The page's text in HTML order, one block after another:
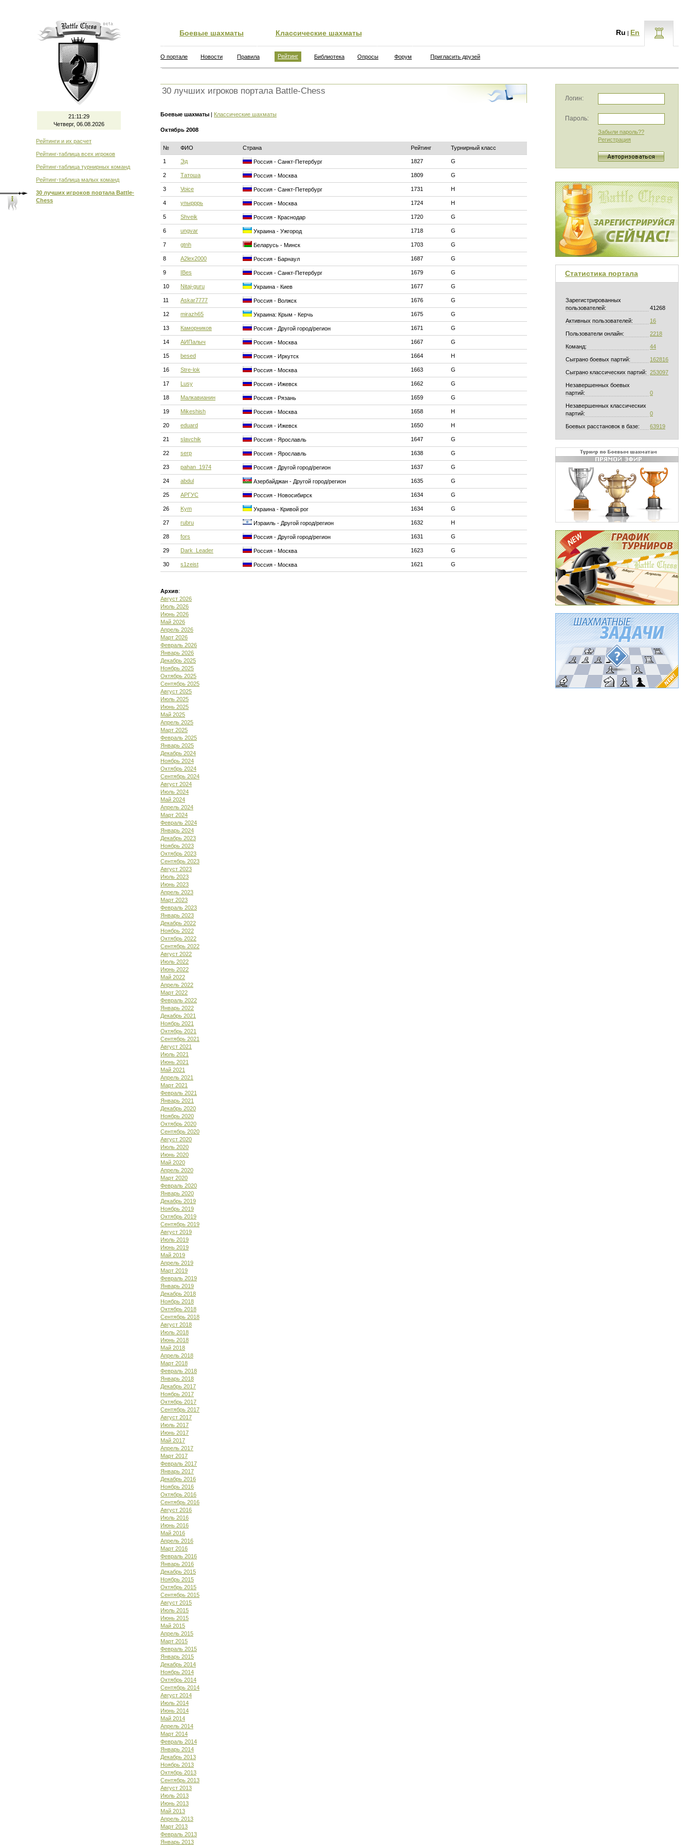
21:11:30
Четверг, 06.08.2026
Рейтинги и их расчет
Рейтинг-таблица всех игроков
Рейтинг-таблица турнирных команд
Рейтинг-таблица малых команд
30 лучших игроков портала Battle-
Chess
Боевые шахматы Классические шахматы Ru | En
О портале Новости Правила Рейтинг Библиотека Опросы Форум Пригласить друзей
30 лучших игроков портала Battle-Chess
Боевые шахматы | Классические шахматы
Октябрь 2008
№ ФИО Страна Рейтинг Турнирный класс
1 Эд Россия - Санкт-Петербург 1827 G
2 Татоша Россия - Москва 1809 G
3 Voice Россия - Санкт-Петербург 1731 H
4 упырррь Россия - Москва 1724 H
5 Shveik Россия - Краснодар 1720 G
6 ungvar Украина - Ужгород 1718 G
7 gtnh Беларусь - Минск 1703 G
8 A2lex2000 Россия - Барнаул 1687 G
9 IBes Россия - Санкт-Петербург 1679 G
10 Nitaj-guru Украина - Киев 1677 G
11 Askar7777 Россия - Волжск 1676 G
12 mirazh65 Украина: Крым - Керчь 1675 G
13 Каморников Россия - Другой город/регион 1671 G
14 АИПалыч Россия - Москва 1667 G
15 besed Россия - Иркутск 1664 H
16 Stre-lok Россия - Москва 1663 G
17 Lusy Россия - Ижевск 1662 G
18 Малкавианин Россия - Рязань 1659 G
19 Mikeshish Россия - Москва 1658 H
20 eduard Россия - Ижевск 1650 H
21 slavchik Россия - Ярославль 1647 G
22 serp Россия - Ярославль 1638 G
23 pahan_1974 Россия - Другой город/регион 1637 G
24 abdul Азербайджан - Другой город/регион 1635 G
25 АРГУС Россия - Новосибирск 1634 G
26 Kym Украина - Кривой рог 1634 G
27 rubru Израиль - Другой город/регион 1632 H
28 fors Россия - Другой город/регион 1631 G
29 Dark_Leader Россия - Москва 1623 G
30 s1zeist Россия - Москва 1621 G
Архив:
Август 2026
Июль 2026
Июнь 2026
Май 2026
Апрель 2026
Март 2026
Февраль 2026
Январь 2026
Декабрь 2025
Ноябрь 2025
Октябрь 2025
Сентябрь 2025
Август 2025
Июль 2025
Июнь 2025
Май 2025
Апрель 2025
Март 2025
Февраль 2025
Январь 2025
Декабрь 2024
Ноябрь 2024
Октябрь 2024
Сентябрь 2024
Август 2024
Июль 2024
Май 2024
Апрель 2024
Март 2024
Февраль 2024
Январь 2024
Декабрь 2023
Ноябрь 2023
Октябрь 2023
Сентябрь 2023
Август 2023
Июль 2023
Июнь 2023
Апрель 2023
Март 2023
Февраль 2023
Январь 2023
Декабрь 2022
Ноябрь 2022
Октябрь 2022
Сентябрь 2022
Август 2022
Июль 2022
Июнь 2022
Май 2022
Апрель 2022
Март 2022
Февраль 2022
Январь 2022
Декабрь 2021
Ноябрь 2021
Октябрь 2021
Сентябрь 2021
Август 2021
Июль 2021
Июнь 2021
Май 2021
Апрель 2021
Март 2021
Февраль 2021
Январь 2021
Декабрь 2020
Ноябрь 2020
Октябрь 2020
Сентябрь 2020
Август 2020
Июль 2020
Июнь 2020
Май 2020
Апрель 2020
Март 2020
Февраль 2020
Январь 2020
Декабрь 2019
Ноябрь 2019
Октябрь 2019
Сентябрь 2019
Август 2019
Июль 2019
Июнь 2019
Май 2019
Апрель 2019
Март 2019
Февраль 2019
Январь 2019
Декабрь 2018
Ноябрь 2018
Октябрь 2018
Сентябрь 2018
Август 2018
Июль 2018
Июнь 2018
Май 2018
Апрель 2018
Март 2018
Февраль 2018
Январь 2018
Декабрь 2017
Ноябрь 2017
Октябрь 2017
Сентябрь 2017
Август 2017
Июль 2017
Июнь 2017
Май 2017
Апрель 2017
Март 2017
Февраль 2017
Январь 2017
Декабрь 2016
Ноябрь 2016
Октябрь 2016
Сентябрь 2016
Август 2016
Июль 2016
Июнь 2016
Май 2016
Апрель 2016
Март 2016
Февраль 2016
Январь 2016
Декабрь 2015
Ноябрь 2015
Октябрь 2015
Сентябрь 2015
Август 2015
Июль 2015
Июнь 2015
Май 2015
Апрель 2015
Март 2015
Февраль 2015
Январь 2015
Декабрь 2014
Ноябрь 2014
Октябрь 2014
Сентябрь 2014
Август 2014
Июль 2014
Июнь 2014
Май 2014
Апрель 2014
Март 2014
Февраль 2014
Январь 2014
Декабрь 2013
Ноябрь 2013
Октябрь 2013
Сентябрь 2013
Август 2013
Июль 2013
Июнь 2013
Май 2013
Апрель 2013
Март 2013
Февраль 2013
Январь 2013
Логин:
Пароль:
Забыли пароль??
Регистрация
Статистика портала
Зарегистрированных
пользователей:
41268
Активных пользователей: 16
Пользователи онлайн: 2218
Команд: 44
Сыграно боевых партий: 162816
Сыграно классических партий: 253097
Незавершенных боевых
партий:
0
Незавершенных классических
партий:
0
Боевых расстановок в базе: 63919